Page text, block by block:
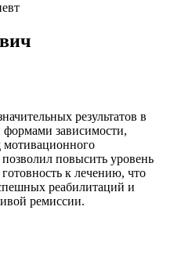
результатов в
зависимости,
повысить уровень
к лечению, что
реабилитаций и
ремиссии.